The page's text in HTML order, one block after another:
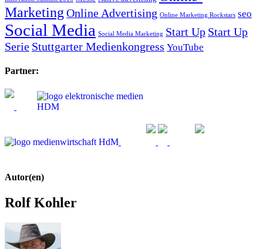
Marketing Online Advertising Online Marketing Rockstars seo
Social Media Social Media Marketing Start Up Start Up
Serie Stuttgarter Medienkongress YouTube
Partner:
Autor(en)
Rolf Kohler